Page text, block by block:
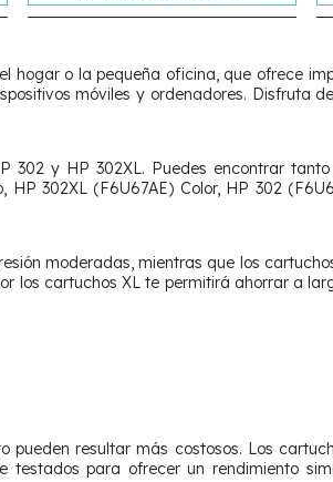
o la pequeña oficina, que ofrece
móviles y ordenadores. Disfruta
y HP 302XL. Puedes encontrar
302XL (F6U67AE) Color, HP 302
moderadas, mientras que los
los cartuchos XL te permitirá ahorrar a
resultar más costosos. Los
testados para ofrecer un rendimiento